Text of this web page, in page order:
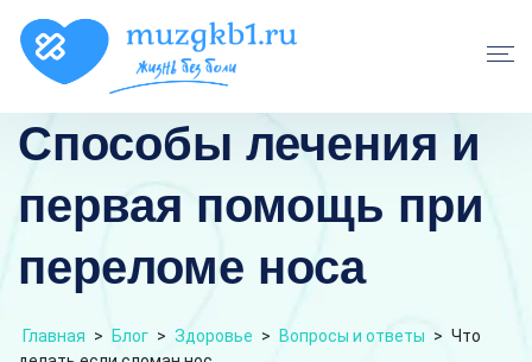
Способы лечения и
первая помощь при
переломе носа
Главная > Блог > Здоровье > Вопросы и ответы > Что